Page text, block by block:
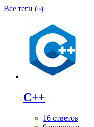
Все теги (6)
C++
16 ответов